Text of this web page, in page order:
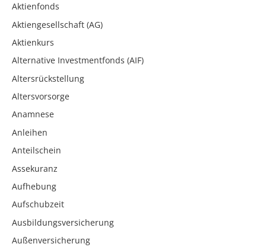
Aktienfonds
Aktiengesellschaft (AG)
Aktienkurs
Alternative Investmentfonds (AIF)
Altersrückstellung
Altersvorsorge
Anamnese
Anleihen
Anteilschein
Assekuranz
Aufhebung
Aufschubzeit
Ausbildungsversicherung
Außenversicherung